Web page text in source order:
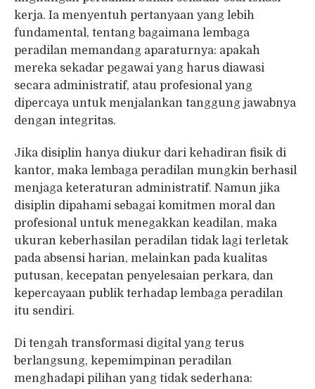
kerja. Ia menyentuh pertanyaan yang lebih
fundamental, tentang bagaimana lembaga
peradilan memandang aparaturnya: apakah
mereka sekadar pegawai yang harus diawasi
secara administratif, atau profesional yang
dipercaya untuk menjalankan tanggung jawabnya
dengan integritas.
Jika disiplin hanya diukur dari kehadiran fisik di
kantor, maka lembaga peradilan mungkin berhasil
menjaga keteraturan administratif. Namun jika
disiplin dipahami sebagai komitmen moral dan
profesional untuk menegakkan keadilan, maka
ukuran keberhasilan peradilan tidak lagi terletak
pada absensi harian, melainkan pada kualitas
putusan, kecepatan penyelesaian perkara, dan
kepercayaan publik terhadap lembaga peradilan
itu sendiri.
Di tengah transformasi digital yang terus
berlangsung, kepemimpinan peradilan
menghadapi pilihan yang tidak sederhana: